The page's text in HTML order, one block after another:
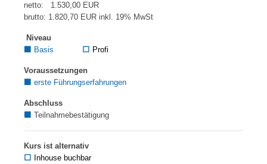
netto: 1.530,00 EUR
brutto: 1.820,70 EUR inkl. 19% MwSt
Niveau
Basis ⬜ Profi
Voraussetzungen
erste Führungserfahrungen
Abschluss
Teilnahmebestätigung
Kurs ist alternativ
⬜
Inhouse buchbar